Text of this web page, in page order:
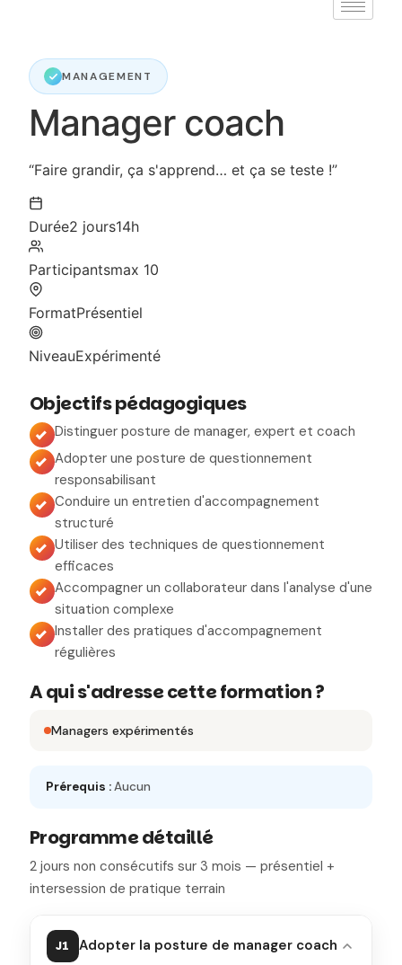
MANAGEMENT
Manager coach
“Faire grandir, ça s'apprend… et ça se teste !”
Durée2 jours14h
Participantsmax 10
FormatPrésentiel
NiveauExpérimenté
Objectifs pédagogiques
Distinguer posture de manager, expert et coach
Adopter une posture de questionnement
responsabilisant
Conduire un entretien d'accompagnement
structuré
Utiliser des techniques de questionnement
efficaces
Accompagner un collaborateur dans l'analyse d'une
situation complexe
Installer des pratiques d'accompagnement
régulières
A qui s'adresse cette formation ?
Managers expérimentés
Prérequis :Aucun
Programme détaillé
2 jours non consécutifs sur 3 mois — présentiel +
intersession de pratique terrain
J1 Adopter la posture de manager coach